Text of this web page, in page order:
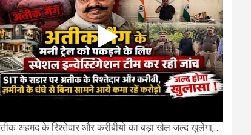
अतीक अहमद के रिश्तेदार और करीबीयो का बड़ा खेल जल्द खुलेगा,छुप कर करोड़ो कमाने वाले SIT के राडार पर